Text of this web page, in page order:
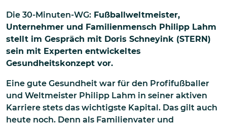
Die 30-Minuten-WG: Fußballweltmeister,
Unternehmer und Familienmensch Philipp Lahm
stellt im Gespräch mit Doris Schneyink (STERN)
sein mit Experten entwickeltes
Gesundheitskonzept vor.
Eine gute Gesundheit war für den Profifußballer
und Weltmeister Philipp Lahm in seiner aktiven
Karriere stets das wichtigste Kapital. Das gilt auch
heute noch. Denn als Familienvater und